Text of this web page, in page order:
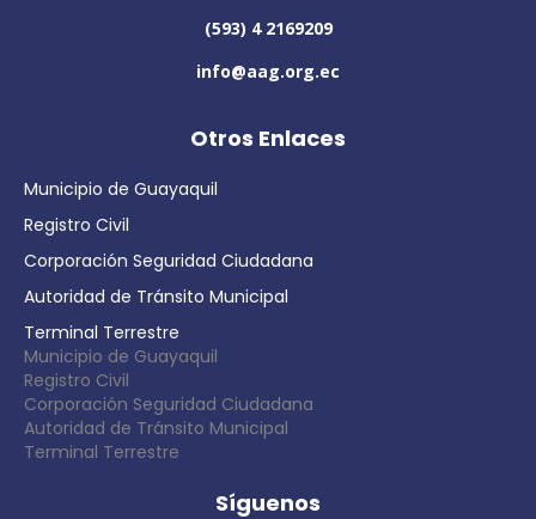
(593) 4 2169209
info@aag.org.ec
Otros Enlaces
Municipio de Guayaquil
Registro Civil
Corporación Seguridad Ciudadana
Autoridad de Tránsito Municipal
Terminal Terrestre
Municipio de Guayaquil
Registro Civil
Corporación Seguridad Ciudadana
Autoridad de Tránsito Municipal
Terminal Terrestre
Síguenos